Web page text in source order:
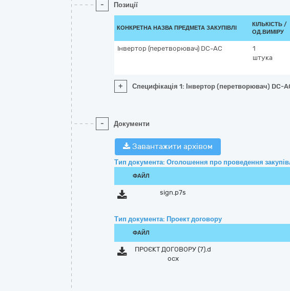
- Позиції
КОНКРЕТНА НАЗВА ПРЕДМЕТА ЗАКУПІВЛІ
КІЛЬКІСТЬ /
ОД.ВИМІРУ
Інвертор (перетворювач) DC-AC
1
штука
+ Специфікація 1: Інвертор (перетворювач) DC-
- Документи
Завантажити архівом
Тип документа: Оголошення про проведення
ФАЙЛ
sign.p7s
Тип документа: Проект договору
ФАЙЛ
ПРОЄКТ ДОГОВОРУ (7).d
ocx